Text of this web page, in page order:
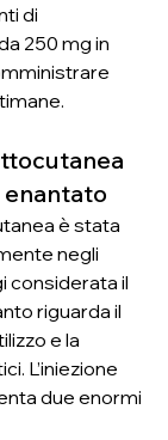
di
250 mg in
è stata
negli
considerata il
riguarda il
e la
L’iniezione
due enormi